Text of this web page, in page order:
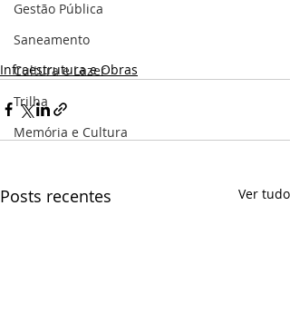
Gestão Pública
Saneamento
Cultura e Lazer
Trilha
Memória e Cultura
Infraestrutura e Obras
Posts recentes Ver tudo